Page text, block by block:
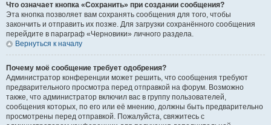
Что означает кнопка «Сохранить» при создании сообщения?
Эта кнопка позволяет вам сохранять сообщения для того, чтобы
закончить и отправить их позже. Для загрузки сохранённого сообщения
перейдите в параграф «Черновики» личного раздела.
Вернуться к началу
Почему моё сообщение требует одобрения?
Администратор конференции может решить, что сообщения требуют
предварительного просмотра перед отправкой на форум. Возможно
также, что администратор включил вас в группу пользователей,
сообщения которых, по его или её мнению, должны быть предварительно
просмотрены перед отправкой. Пожалуйста, свяжитесь с